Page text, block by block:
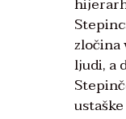
zločina
ljudi, a